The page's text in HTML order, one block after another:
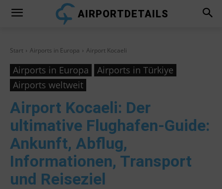
AIRPORTDETAILS
Start Airports in Europa Airport Kocaeli
Airports in Europa
Airports in Türkiye
Airports weltweit
Airport Kocaeli: Der
ultimative Flughafen-Guide:
Ankunft, Abflug,
Informationen, Transport
und Reiseziel